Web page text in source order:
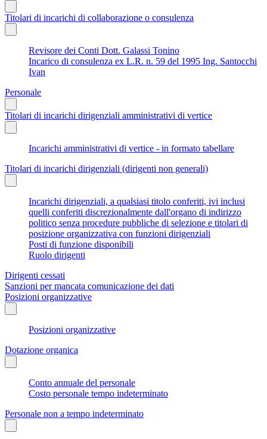
Titolari di incarichi di collaborazione o consulenza
Revisore dei Conti Dott. Galassi Tonino
Incarico di consulenza ex L.R. n. 59 del 1995 Ing. Santocchi
Ivan
Personale
Titolari di incarichi dirigenziali amministrativi di vertice
Incarichi amministrativi di vertice - in formato tabellare
Titolari di incarichi dirigenziali (dirigenti non generali)
Incarichi dirigenziali, a qualsiasi titolo conferiti, ivi inclusi
quelli conferiti discrezionalmente dall'organo di indirizzo
politico senza procedure pubbliche di selezione e titolari di
posizione organizzativa con funzioni dirigenziali
Posti di funzione disponibili
Ruolo dirigenti
Dirigenti cessati
Sanzioni per mancata comunicazione dei dati
Posizioni organizzative
Posizioni organizzative
Dotazione organica
Conto annuale del personale
Costo personale tempo indeterminato
Personale non a tempo indeterminato